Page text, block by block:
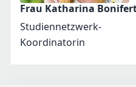
Frau Katharina
Studiennetzwerk-
Koordinatorin